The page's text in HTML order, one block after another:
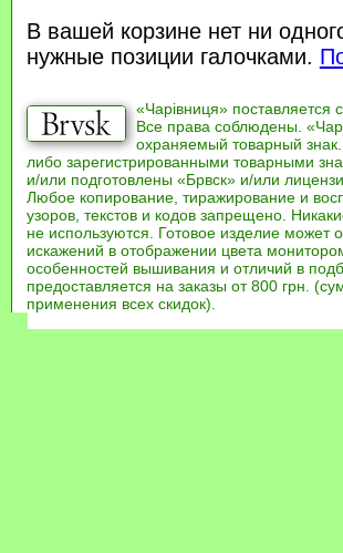
В вашей корзине нет ни
нужные позиции галочками.
«Чарівниця»
Все права соблюдены.
охраняемый товарный
либо зарегистрированными товарными
и/или подготовлены «Брвск» и/или
Любое копирование, тиражирование и
узоров, текстов и кодов запрещено.
не используются. Готовое изделие может
искажений в отображении цвета
особенностей вышивания и отличий в
предоставляется на заказы от 800 грн.
применения всех скидок).